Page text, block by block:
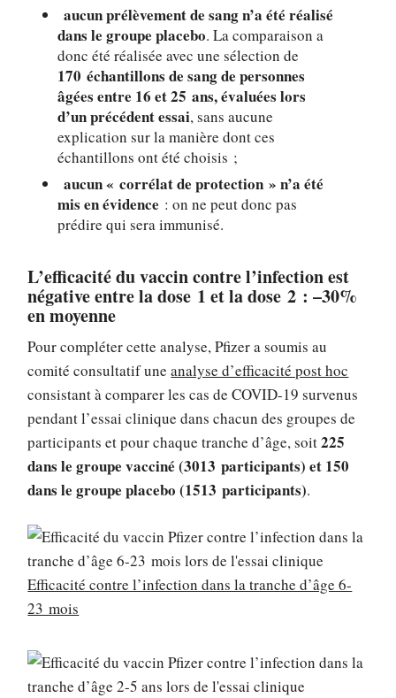
aucun prélèvement de sang n’a été réalisé
dans le groupe placebo. La comparaison a
donc été réalisée avec une sélection de
170 échantillons de sang de personnes
âgées entre 16 et 25 ans, évaluées lors
d’un précédent essai, sans aucune
explication sur la manière dont ces
échantillons ont été choisis ;
aucun « corrélat de protection » n’a été
mis en évidence : on ne peut donc pas
prédire qui sera immunisé.
L’efficacité du vaccin contre l’infection est
négative entre la dose 1 et la dose 2 : –30%
en moyenne
Pour compléter cette analyse, Pfizer a soumis au
comité consultatif uneanalyse d’efficacité post hoc
consistant à comparer les cas de COVID-19 survenus
pendant l’essai clinique dans chacun des groupes de
participants et pour chaque tranche d’âge, soit225
dans le groupe vacciné (3013 participants) et 150
dans le groupe placebo (1513 participants).
Efficacité contre l’infection dans la tranche d’âge 6-
23 mois